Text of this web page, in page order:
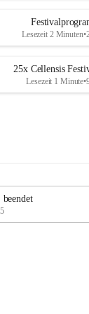
Lesezeit 2 Minuten•
25x Cellensis
Lesezeit 1 Minute•